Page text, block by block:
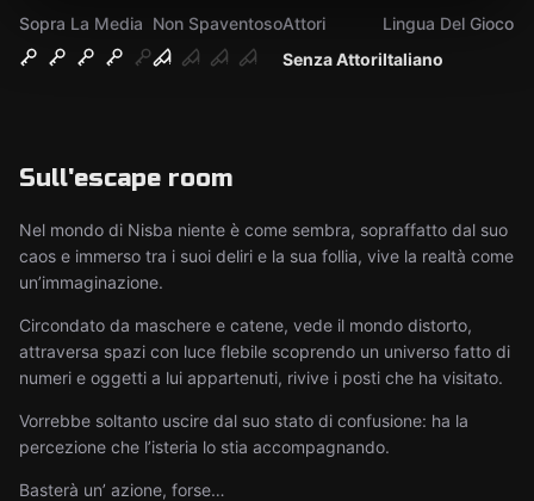
Sopra La Media Non Spaventoso
Senza Attori
Attori
Italiano
Lingua Del Gioco
Sull'escape room
Nel mondo di Nisba niente è come sembra, sopraffatto dal suo
caos e immerso tra i suoi deliri e la sua follia, vive la realtà come
un’immaginazione.
Circondato da maschere e catene, vede il mondo distorto,
attraversa spazi con luce flebile scoprendo un universo fatto di
numeri e oggetti a lui appartenuti, rivive i posti che ha visitato.
Vorrebbe soltanto uscire dal suo stato di confusione: ha la
percezione che l’isteria lo stia accompagnando.
Basterà un’ azione, forse…